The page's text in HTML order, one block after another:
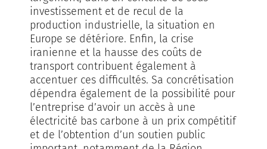
investissement et de recul de la
production industrielle, la situation en
Europe se détériore. Enfin, la crise
iranienne et la hausse des coûts de
transport contribuent également à
accentuer ces difficultés. Sa concrétisation
dé­pendra également de la possibilité pour
l’entreprise d’avoir un accès à une
électricité bas carbone à un prix compétitif
et de l’obtention d’un soutien public